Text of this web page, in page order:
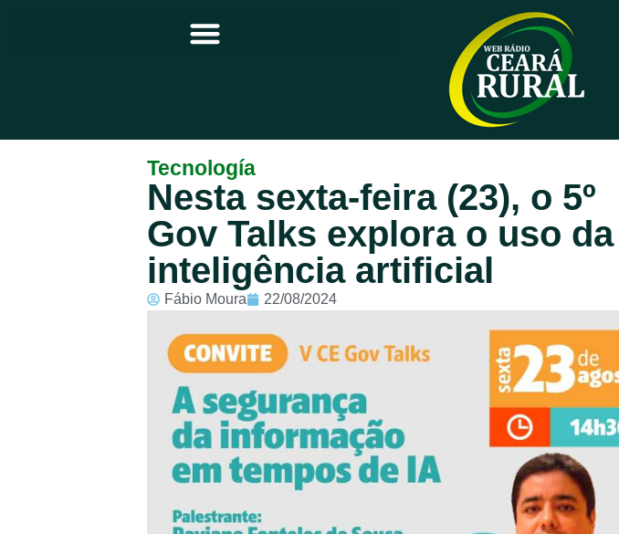
Principal
Notícias
Programação
Equipe
Contato
Sobre
Tecnología
Nesta sexta-feira (23), o 5º
Gov Talks explora o uso da
inteligência artificial
Fábio Moura 22/08/2024